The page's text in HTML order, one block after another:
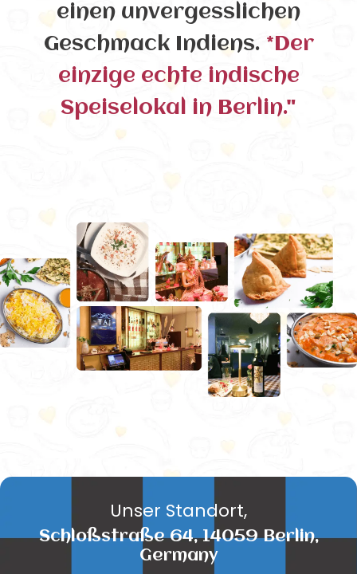
einen unvergesslichen
Geschmack Indiens. *Der
einzige echte indische
Speiselokal in Berlin."
Unser Standort,
Schloßstraße 64, 14059 Berlin,
Germany